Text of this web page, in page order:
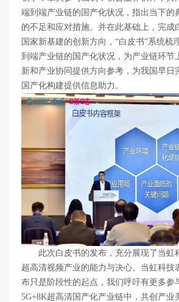
端到端产业链的国产化状况，指出当下的
的不足和应对措施。并在此基础上，完成
国家新基建的创新方向，“白皮书”系统梳
到端产业链的国产化状况，为产业链环节
新和产业协同提供方向参考，为我国早日
国产化构建提供信息助力。
此次白皮书的发布，充分展现了当虹
超高清视频产业的能力与决心。当虹科技
布只是阶段性的起点，我们呼吁有更多参
5G+8K超高清国产化产业链中，共创产业